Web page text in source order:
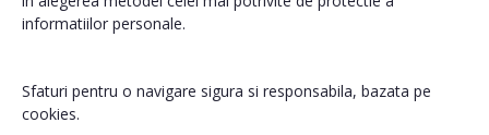
informatiilor personale.
Sfaturi pentru o navigare sigura si responsabila, bazata pe
cookies.